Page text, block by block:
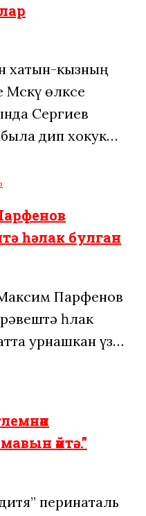
хатын-кызның
өлкәсе
Сергиев
дип хокук…
һəлак булган
Парфенов
һәлак
урнашкан үз…
әйтә…”
перинаталь